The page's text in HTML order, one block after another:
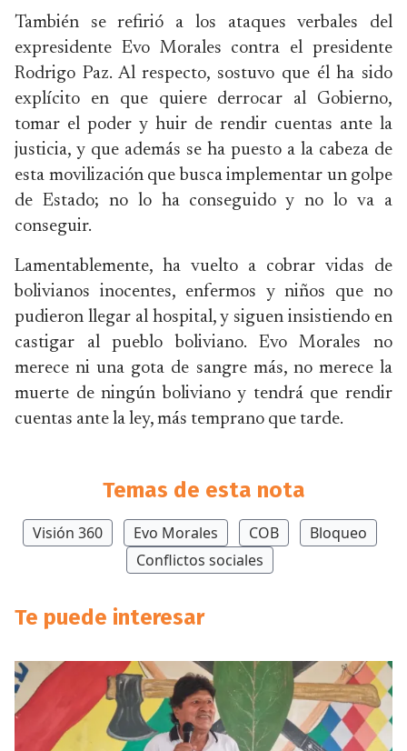
También se refirió a los ataques verbales del
expresidente Evo Morales contra el presidente
Rodrigo Paz. Al respecto, sostuvo que él ha sido
explícito en que quiere derrocar al Gobierno,
tomar el poder y huir de rendir cuentas ante la
justicia, y que además se ha puesto a la cabeza de
esta movilización que busca implementar un golpe
de Estado; no lo ha conseguido y no lo va a
conseguir.
Lamentablemente, ha vuelto a cobrar vidas de
bolivianos inocentes, enfermos y niños que no
pudieron llegar al hospital, y siguen insistiendo en
castigar al pueblo boliviano. Evo Morales no
merece ni una gota de sangre más, no merece la
muerte de ningún boliviano y tendrá que rendir
cuentas ante la ley, más temprano que tarde.
Temas de esta nota
Visión 360 Evo Morales COB
Bloqueo
Conflictos sociales
Te puede interesar